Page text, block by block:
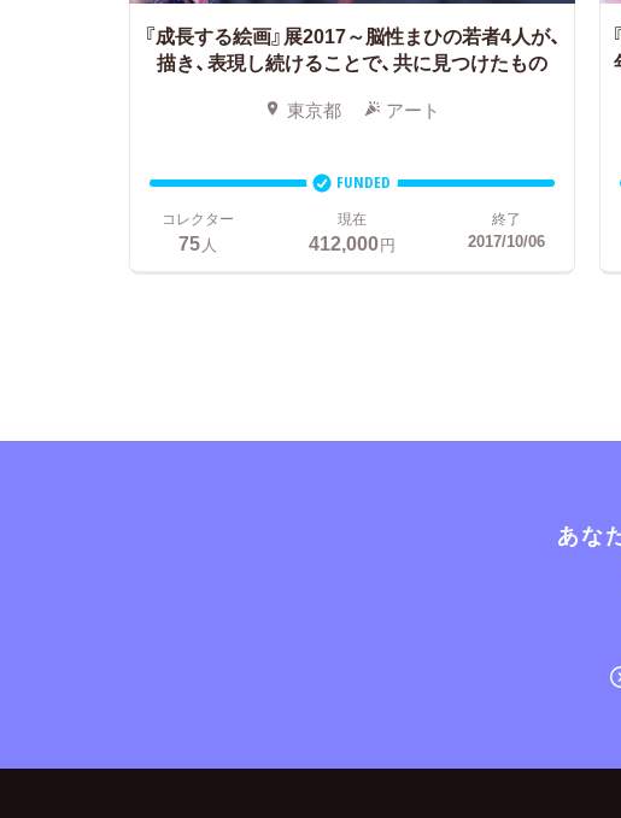
『成長する絵画』展2017～脳性まひの若者4人が、
描き、表現し続けることで、共に見つけたもの
東京都 アート
FUNDED
コレクター
75人
現在
412,000円
終了
2017/10/06
あな